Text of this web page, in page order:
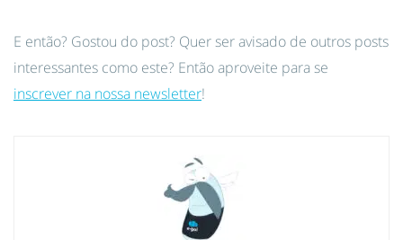
E então? Gostou do post? Quer ser avisado de outros posts
interessantes como este? Então aproveite para se
inscrever na nossa newsletter!